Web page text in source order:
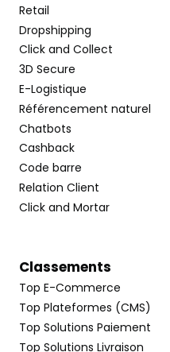
Retail
Dropshipping
Click and Collect
3D Secure
E-Logistique
Référencement naturel
Chatbots
Cashback
Code barre
Relation Client
Click and Mortar
Classements
Top E-Commerce
Top Plateformes (CMS)
Top Solutions Paiement
Top Solutions Livraison